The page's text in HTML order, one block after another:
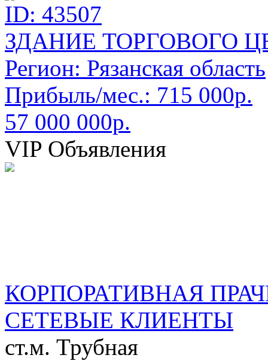
ID: 43507
ЗДАНИЕ ТОРГОВОГО
Регион: Рязанская область
Прибыль/мес.: 715 000р.
57 000 000р.
VIP Объявления
КОРПОРАТИВНАЯ
СЕТЕВЫЕ КЛИЕНТЫ
ст.м. Трубная